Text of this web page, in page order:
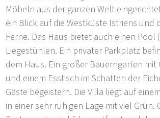
Möbeln aus der ganzen Welt
ein Blick auf die Westküste Istriens und
Ferne. Das Haus bietet auch einen Pool
Liegestühlen. Ein privater Parkplatz
dem Haus. Ein großer Bauerngarten
und einem Esstisch im Schatten der
Gäste begeistern. Die Villa liegt auf
in einer sehr ruhigen Lage mit viel Grün.